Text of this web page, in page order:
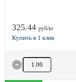
325.44 руб/кг
Количество товара